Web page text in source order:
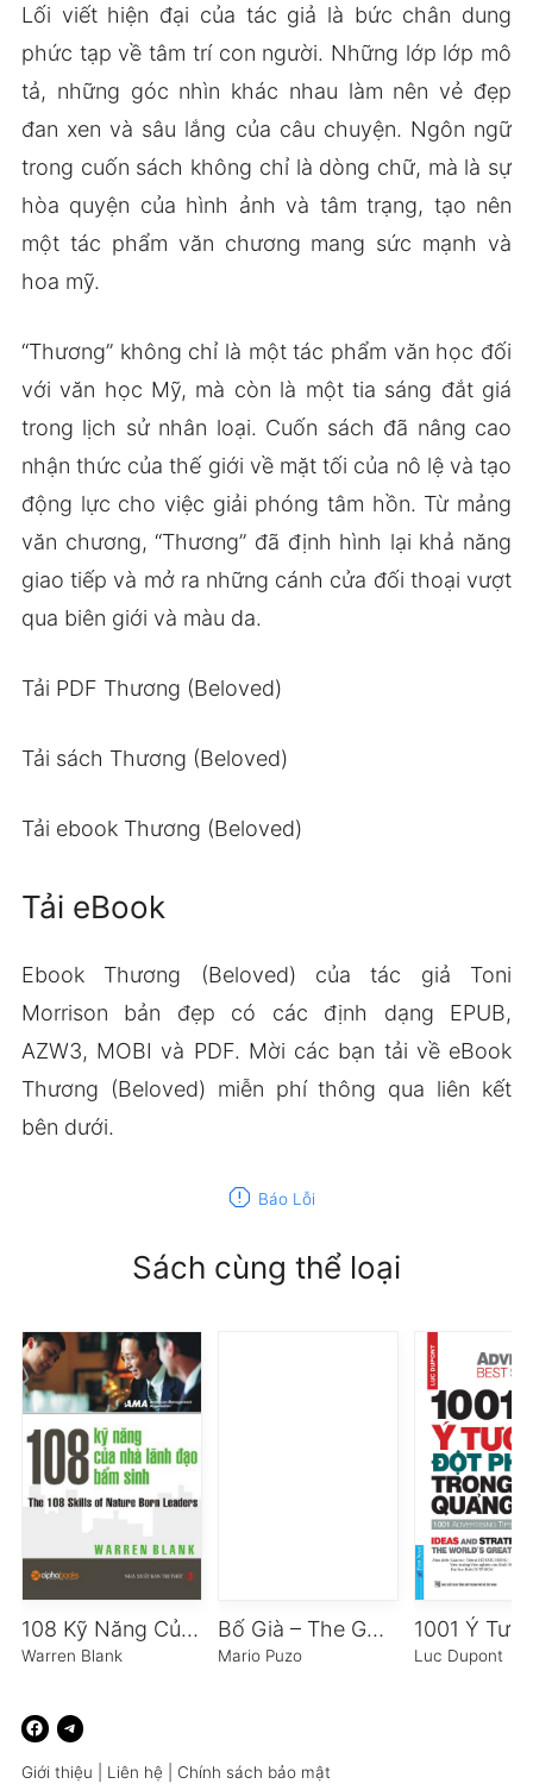
Lối viết hiện đại của tác giả là bức chân dung
phức tạp về tâm trí con người. Những lớp lớp mô
tả, những góc nhìn khác nhau làm nên vẻ đẹp
đan xen và sâu lắng của câu chuyện. Ngôn ngữ
trong cuốn sách không chỉ là dòng chữ, mà là sự
hòa quyện của hình ảnh và tâm trạng, tạo nên
một tác phẩm văn chương mang sức mạnh và
hoa mỹ.
“Thương” không chỉ là một tác phẩm văn học đối
với văn học Mỹ, mà còn là một tia sáng đắt giá
trong lịch sử nhân loại. Cuốn sách đã nâng cao
nhận thức của thế giới về mặt tối của nô lệ và tạo
động lực cho việc giải phóng tâm hồn. Từ mảng
văn chương, “Thương” đã định hình lại khả năng
giao tiếp và mở ra những cánh cửa đối thoại vượt
qua biên giới và màu da.
Tải PDF Thương (Beloved)
Tải sách Thương (Beloved)
Tải ebook Thương (Beloved)
Tải eBook
Ebook Thương (Beloved) của tác giả Toni
Morrison bản đẹp có các định dạng EPUB,
AZW3, MOBI và PDF. Mời các bạn tải về eBook
Thương (Beloved) miễn phí thông qua liên kết
bên dưới.
report Báo Lỗi
Sách cùng thể loại
108 Kỹ Năng Của Nhà Lãnh Đạo Bẩm Sinh
Warren Blank
Bố Già – The Godfather
Mario Puzo Luc Dupont
Giới thiệu Liên hệ Chính sách bảo mật